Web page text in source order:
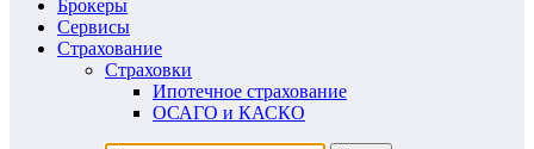
Брокеры
Сервисы
Страхование
Страховки
Ипотечное страхование
ОСАГО и КАСКО